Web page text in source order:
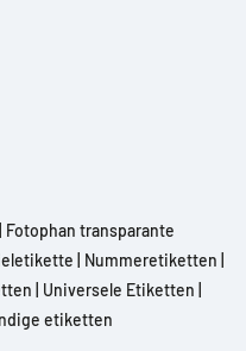
Fotophan transparante
Nummeretiketten
Universele Etiketten
etiketten